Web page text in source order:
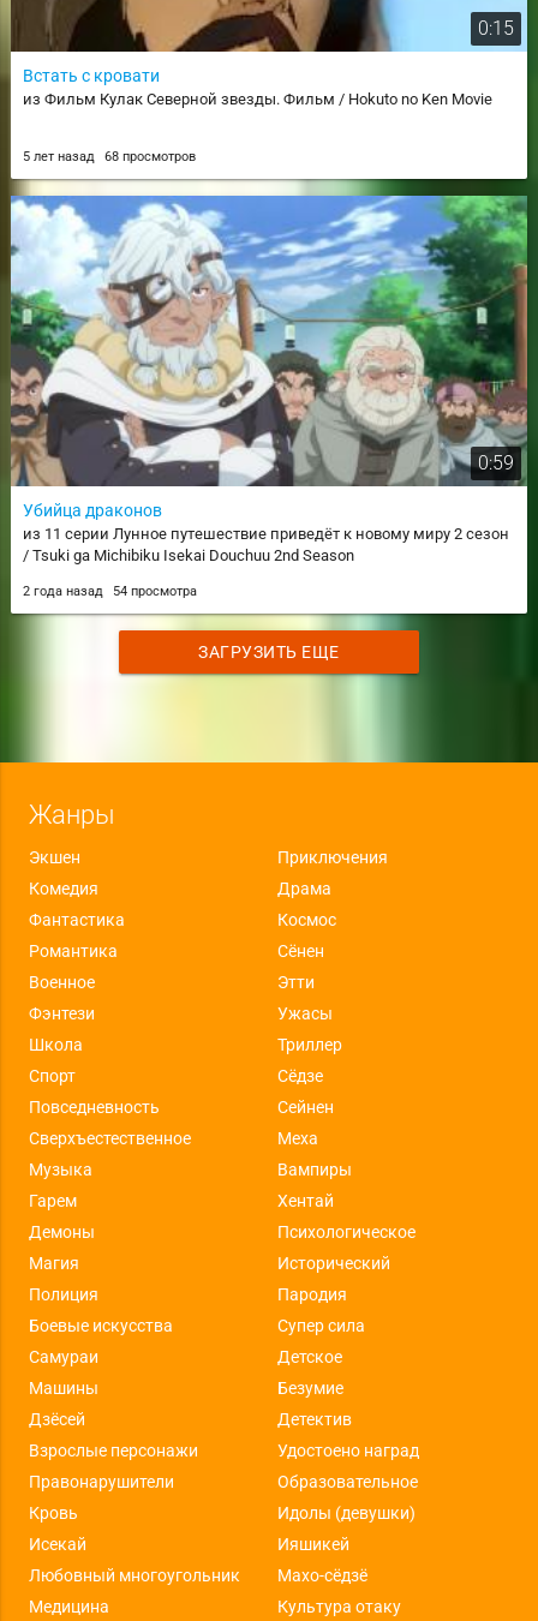
0:15
Встать с кровати
из Фильм Кулак Северной звезды. Фильм / Hokuto no Ken Movie
5 лет назад 68 просмотров
0:59
Убийца драконов
из 11 серии Лунное путешествие приведёт к новому миру 2 сезон
/ Tsuki ga Michibiku Isekai Douchuu 2nd Season
2 года назад 54 просмотра
ЗАГРУЗИТЬ ЕЩЕ
Жанры
Экшен
Приключения
Комедия
Драма
Фантастика
Космос
Романтика
Сёнен
Военное
Этти
Фэнтези
Ужасы
Школа
Триллер
Спорт
Сёдзе
Повседневность
Сейнен
Сверхъестественное
Меха
Музыка
Вампиры
Гарем
Хентай
Демоны
Психологическое
Магия
Исторический
Полиция
Пародия
Боевые искусства
Супер сила
Самураи
Детское
Машины
Безумие
Дзёсей
Детектив
Взрослые персонажи
Удостоено наград
Правонарушители
Образовательное
Кровь
Идолы (девушки)
Исекай
Ияшикей
Любовный многоугольник
Махо-сёдзё
Медицина
Культура отаку